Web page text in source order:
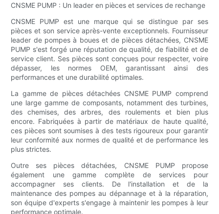
CNSME PUMP : Un leader en pièces et services de rechange
CNSME PUMP est une marque qui se distingue par ses
pièces et son service après-vente exceptionnels. Fournisseur
leader de pompes à boues et de pièces détachées, CNSME
PUMP s'est forgé une réputation de qualité, de fiabilité et de
service client. Ses pièces sont conçues pour respecter, voire
dépasser, les normes OEM, garantissant ainsi des
performances et une durabilité optimales.
La gamme de pièces détachées CNSME PUMP comprend
une large gamme de composants, notamment des turbines,
des chemises, des arbres, des roulements et bien plus
encore. Fabriquées à partir de matériaux de haute qualité,
ces pièces sont soumises à des tests rigoureux pour garantir
leur conformité aux normes de qualité et de performance les
plus strictes.
Outre ses pièces détachées, CNSME PUMP propose
également une gamme complète de services pour
accompagner ses clients. De l'installation et de la
maintenance des pompes au dépannage et à la réparation,
son équipe d'experts s'engage à maintenir les pompes à leur
performance optimale.